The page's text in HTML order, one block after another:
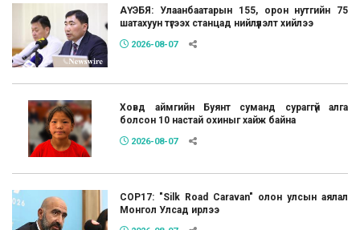
АҮЭБЯ: Улаанбаатарын 155, орон нутгийн 75
шатахуун түгээх станцад нийлүүлэлт хийлээ
2026-08-07
Ховд аймгийн Буянт суманд сураггүй алга
болсон 10 настай охиныг хайж байна
2026-08-07
COP17: "Silk Road Caravan" олон улсын аялал
Монгол Улсад ирлээ